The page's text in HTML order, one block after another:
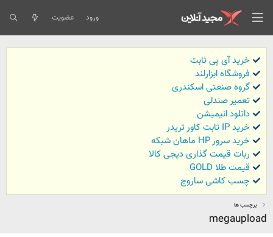
ورود عضویت
خرید آی پی ثابت
فروشگاه ابزارلند
گروه صنعتی اسکندری
تعمیر صندلی
داتلود انیمیشن
خرید IP ثابت کاور تریدر
خرید سرور HP ماهان شبکه
ربات قیمت گذاری دیجی کالا
قیمت طلا GOLD
چسب کاشی ساروج
برچسب ها
megaupload